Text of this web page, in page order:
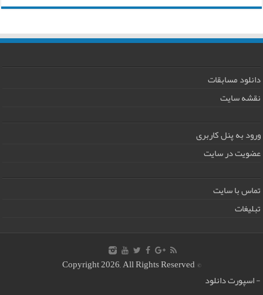
دانلود مسابقات
نقشه سایت
ورود به پنل کاربری
عضویت در سایت
تماس با سایت
تبلیغات
© Copyright 2026, All Rights Reserved
-اسپورت دانلود